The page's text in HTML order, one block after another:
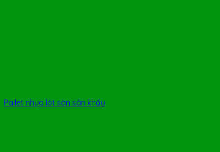
Pallet nhựa lót sàn sân khấu